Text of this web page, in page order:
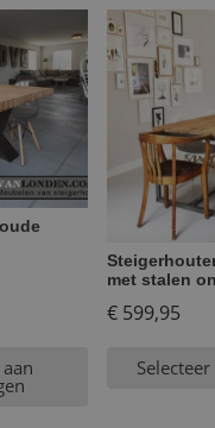
met stalen
€ 599,95